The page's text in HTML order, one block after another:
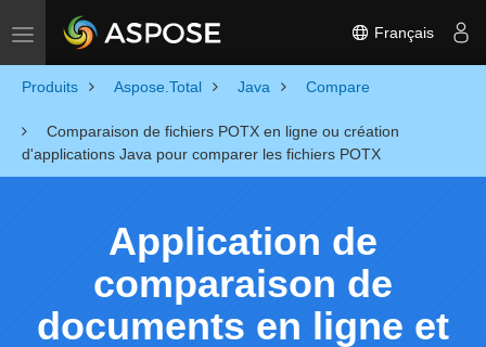
Toggle navigation Français
Produits Aspose.Total Java Compare
Comparaison de fichiers POTX en ligne ou création
d'applications Java pour comparer les fichiers POTX
Application de
comparaison de
documents en ligne et